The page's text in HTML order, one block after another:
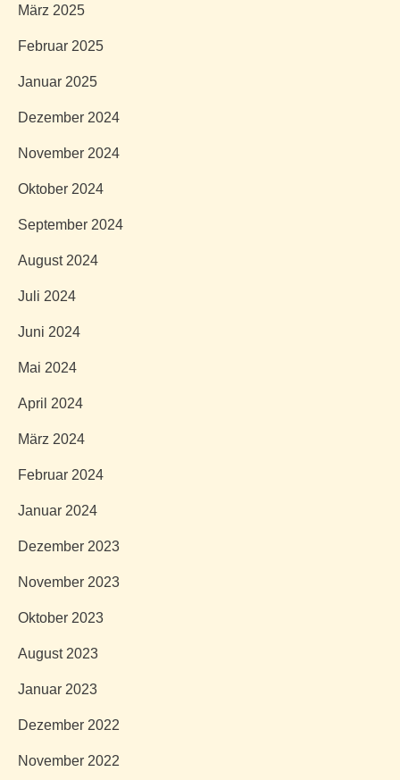
März 2025
Februar 2025
Januar 2025
Dezember 2024
November 2024
Oktober 2024
September 2024
August 2024
Juli 2024
Juni 2024
Mai 2024
April 2024
März 2024
Februar 2024
Januar 2024
Dezember 2023
November 2023
Oktober 2023
August 2023
Januar 2023
Dezember 2022
November 2022